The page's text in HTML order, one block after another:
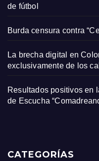
de fútbol
Burda censura contra
La brecha digital en
exclusivamente de los
Resultados positivos en
de Escucha
CATEGORÍAS